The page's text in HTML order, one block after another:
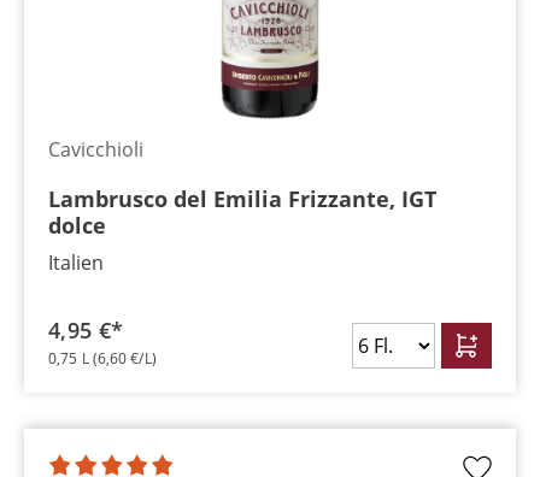
Cavicchioli
Lambrusco del Emilia Frizzante, IGT
dolce
Italien
4,95 €*
0,75 L(6,60 €/L)